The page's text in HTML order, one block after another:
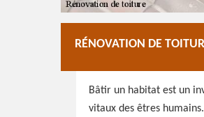
RÉNOVATION DE
Bâtir un habitat est un
vitaux des êtres